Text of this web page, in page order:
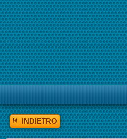
INDIETRO